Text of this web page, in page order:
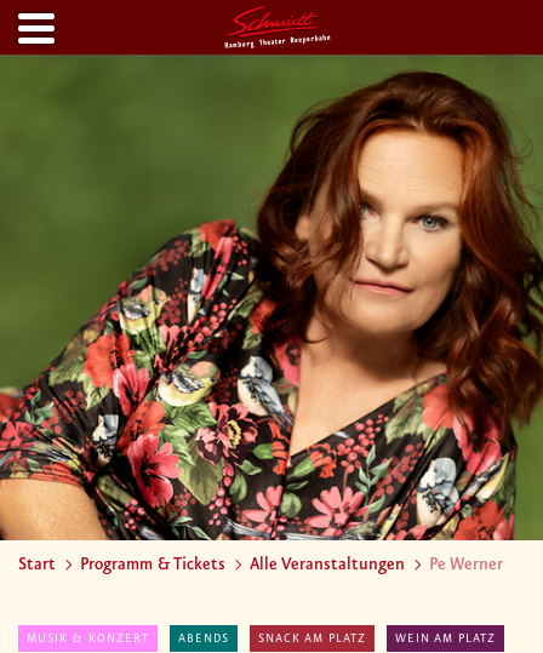
Start Programm & Tickets Alle Veranstaltungen Pe Werner
MUSIK & KONZERT ABENDS SNACK AM PLATZ WEIN AM PLATZ